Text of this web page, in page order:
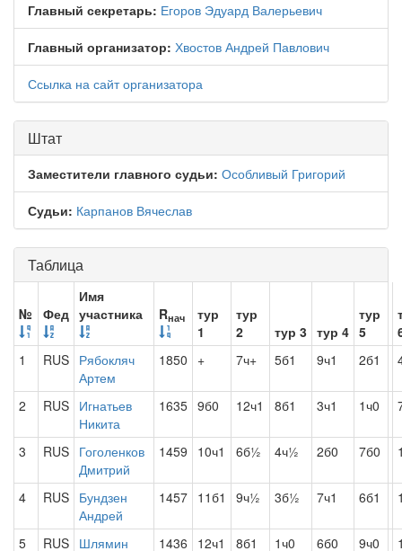
Главный секретарь: Егоров Эдуард Валерьевич
Главный организатор: Хвостов Андрей Павлович
Ссылка на сайт организатора
Штат
Заместители главного судьи: Особливый Григорий
Судьи: Карпанов Вячеслав
Таблица
№ Фед
Имя
участника
Rнач
тур
1
тур
2
тур 3 тур 4
тур
5
1
RUS Рябокляч
Артем
1850 + 7ч+ 5б1 9ч1 2б1
2 RUS Игнатьев
Никита
1635 9б0 12ч1 8б1 3ч1 1ч0
3 RUS Гоголенков
Дмитрий
1459 10ч1 6б½ 4ч½ 2б0 7б0
4 RUS Бундзен
Андрей
1457 11б1 9ч½ 3б½ 7ч1 6б1
5 RUS Шлямин
1436 12ч1 8б1 1ч0 6б0 9ч0